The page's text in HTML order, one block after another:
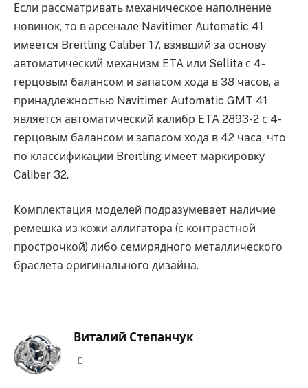
Если рассматривать механическое наполнение
новинок, то в арсенале Navitimer Automatic 41
имеется Breitling Caliber 17, взявший за основу
автоматический механизм ETA или Sellita с 4-
герцовым балансом и запасом хода в 38 часов, а
принадлежностью Navitimer Automatic GMT 41
является автоматический калибр ETA 2893-2 с 4-
герцовым балансом и запасом хода в 42 часа, что
по классификации Breitling имеет маркировку
Caliber 32.
Комплектация моделей подразумевает наличие
ремешка из кожи аллигатора (с контрастной
прострочкой) либо семирядного металлического
браслета оригинального дизайна.
Виталий Степанчук